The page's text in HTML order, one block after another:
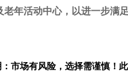
老年活动中心，以进一步满
市场有风险，选择需谨慎！